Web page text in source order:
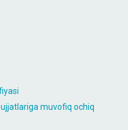
muvofiq ochiq